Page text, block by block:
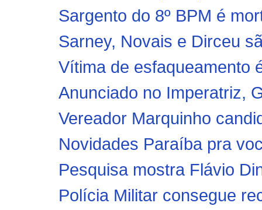
Sargento do 8º BPM é
Sarney, Novais e Dirceu
Vítima de esfaqueamento
Anunciado no Imperatriz,
Vereador Marquinho
Novidades Paraíba pra
Pesquisa mostra Flávio
Polícia Militar consegue